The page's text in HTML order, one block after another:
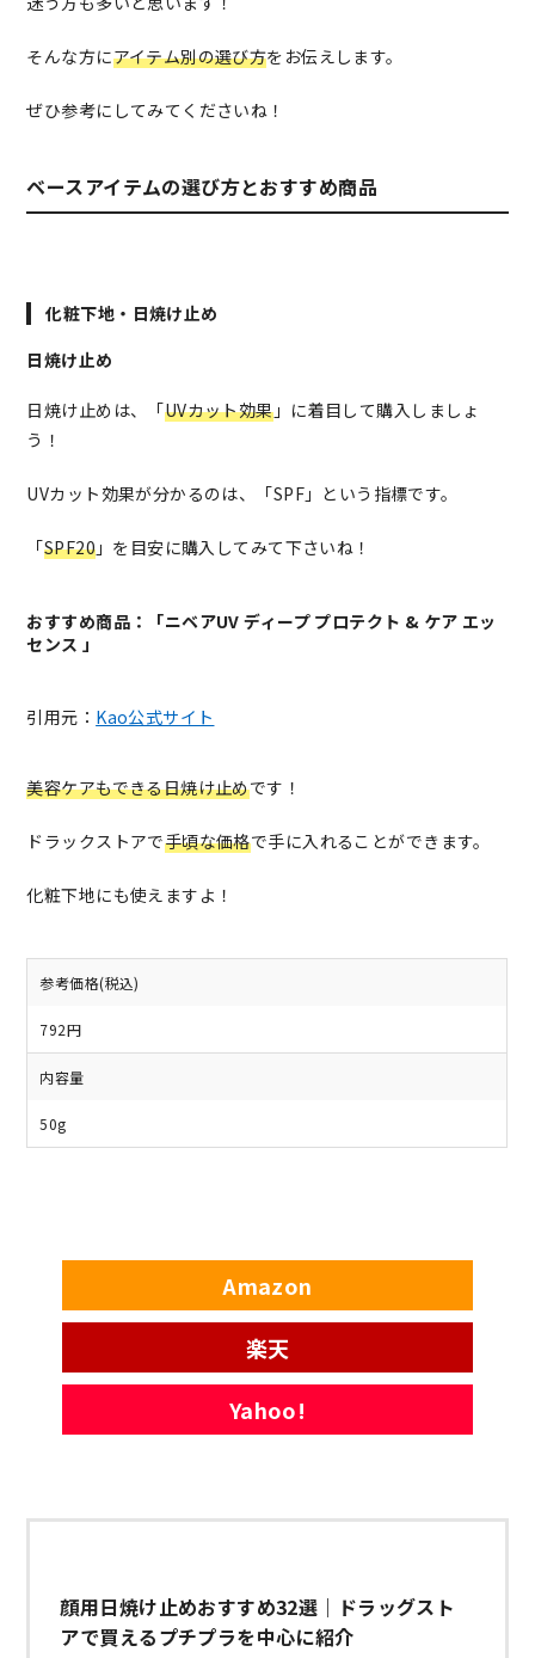
そんな方にアイテム別の選び方をお伝えします。
ぜひ参考にしてみてくださいね！
ベースアイテムの選び方とおすすめ商品
化粧下地・日焼け止め
日焼け止め
日焼け止めは、「UVカット効果」に着目して購入しましょ
う！
UVカット効果が分かるのは、「SPF」という指標です。
「SPF20」を目安に購入してみて下さいね！
おすすめ商品：「ニベアUV ディープ プロテクト & ケア エッ
センス 」
引用元： Kao公式サイト
美容ケアもできる日焼け止めです！
ドラックストアで手頃な価格で手に入れることができます。
化粧下地にも使えますよ！
参考価格(税込)
792円
内容量
50g
Amazon
楽天
Yahoo!
顔用日焼け止めおすすめ32選｜ドラッグスト
アで買えるプチプラを中心に紹介